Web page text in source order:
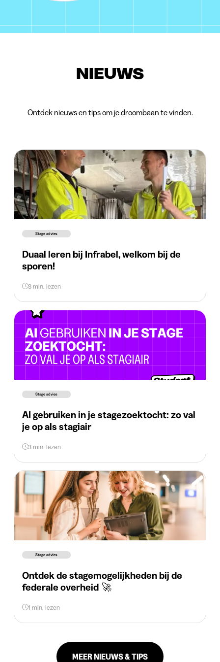
NIEUWS
Ontdek nieuws en tips om je droombaan te vinden.
Stage advies
Duaal leren bij Infrabel, welkom bij de
sporen!
3 min. lezen
Stage advies
AI gebruiken in je stagezoektocht: zo val
je op als stagiair
3 min. lezen
Stage advies
Ontdek de stagemogelijkheden bij de
federale overheid 🚀
1 min. lezen
MEER NIEUWS & TIPS